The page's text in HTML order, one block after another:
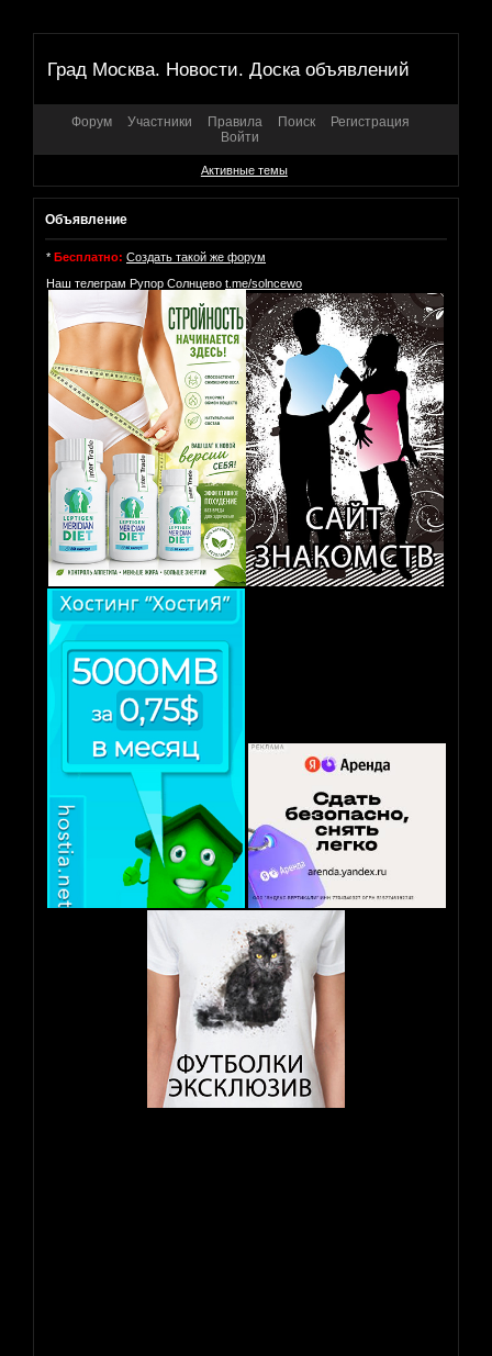
Град Москва. Новости. Доска объявлений
Форум Участники Правила Поиск
Регистрация
Войти
Активные темы
Объявление
* Бесплатно: Создать такой же форум
Наш телеграм Рупор Солнцево t.me/solncewo